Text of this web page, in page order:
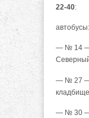
22-40:
автобусы:
— № 14 —
— № 27 —
— № 30 —